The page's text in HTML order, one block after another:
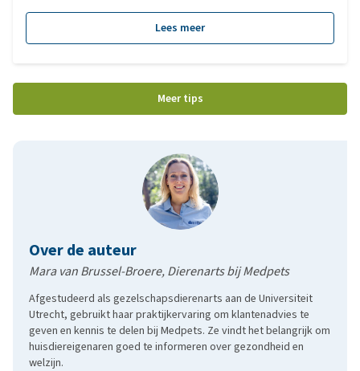
schokken krijgen of vreemd gedrag vertonen. In deze blog
leggen we uit wat epilepsie precies is, welke vormen er bestaan,
Lees meer
Meer tips
Over de auteur
Mara van Brussel-Broere, Dierenarts bij Medpets
Afgestudeerd als gezelschapsdierenarts aan de Universiteit
Utrecht, gebruikt haar praktijkervaring om klantenadvies te
geven en kennis te delen bij Medpets. Ze vindt het belangrijk om
huisdiereigenaren goed te informeren over gezondheid en
welzijn.